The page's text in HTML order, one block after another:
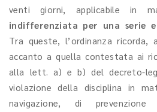
venti giorni, applicabile in
indifferenziata per una serie
Tra queste, l’ordinanza
accanto a quella contestata ai
alla lett. a) e b) del decreto-
violazione della disciplina in
navigazione, di prevenzione